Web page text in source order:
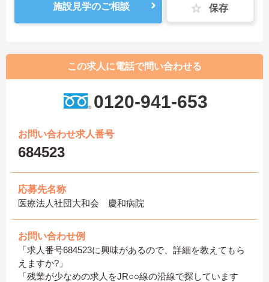
施設見学のご相談 保存
この求人に電話で問い合わせる
0120-941-653
お問い合わせ求人番号
684523
応募先名称
医療法人社団大和会 慶和病院
お問い合わせ例
「求人番号684523に興味があるので、詳細を教えてもら
えますか?」
「残業が少なめの求人をJR○○線の沿線で探しています